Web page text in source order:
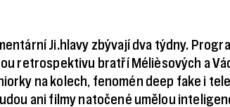
Ji.hlavy zbývají dva týdny.
retrospektivu bratří Mélièsových a
na kolech, fenomén deep fake i
ani filmy natočené umělou